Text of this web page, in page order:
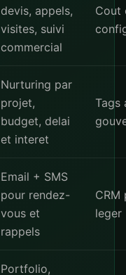
devis, appels,
visites, suivi
commercial
Cout
Nurturing par
projet,
budget, delai
et interet
Tags
Email + SMS
pour rendez-
vous et
rappels
CRM
leger
Portfolio,